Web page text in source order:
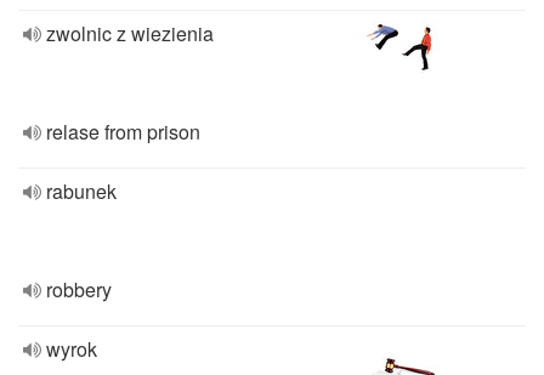
zwolnic z wiezienia
relase from prison
rabunek
robbery
wyrok